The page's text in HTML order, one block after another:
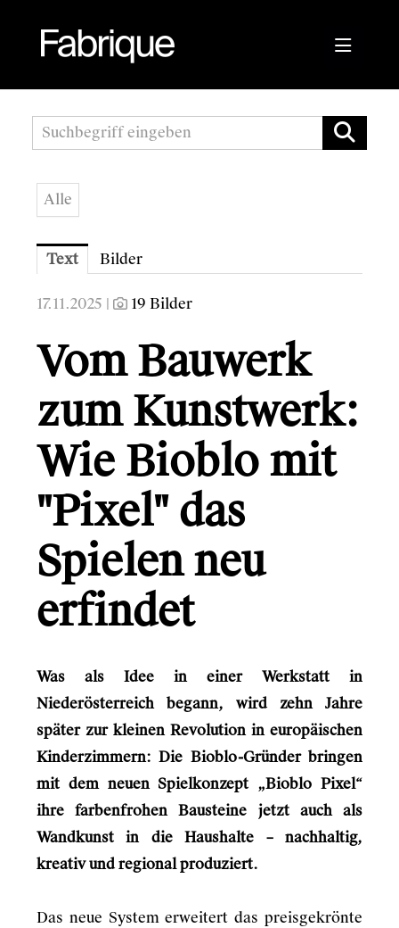
Pressemitteilungen
Fabrique Agency
Bioblo
Sunshine Mastering
Wirtschaftskammer Österreich
Austrian Audio
Gründerio
Canal+
Learning Hospital
Friends in Flats
LG
Info
Kontakt
Alle
Text Bilder
17.11.2025 | 19 Bilder
Vom Bauwerk
zum Kunstwerk:
Wie Bioblo mit
"Pixel" das
Spielen neu
erfindet
Was als Idee in einer Werkstatt in
Niederösterreich begann, wird zehn Jahre
später zur kleinen Revolution in europäischen
Kinderzimmern: Die Bioblo-Gründer bringen
mit dem neuen Spielkonzept „Bioblo Pixel“
ihre farbenfrohen Bausteine jetzt auch als
Wandkunst in die Haushalte – nachhaltig,
kreativ und regional produziert.
Das neue System erweitert das preisgekrönte